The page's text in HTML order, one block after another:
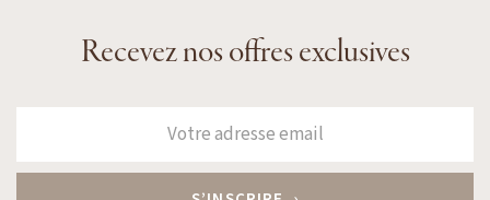
Recevez nos offres exclusives